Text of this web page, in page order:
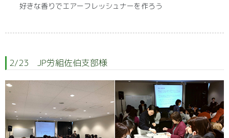
好きな香りでエアーフレッシュナーを作ろう
2/23 JP労組佐伯支部様